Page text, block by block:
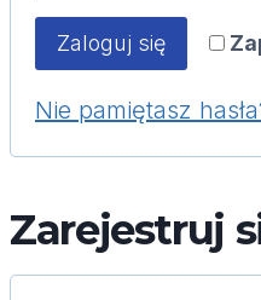
g
n
e
Zaloguj się
Nie pamiętasz
Zarejestruj